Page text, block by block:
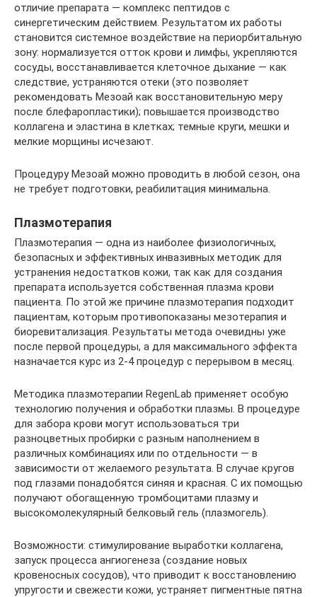
отличие препарата — комплекс пептидов с
синергетическим действием. Результатом их работы
становится системное воздействие на периорбитальную
зону: нормализуется отток крови и лимфы, укрепляются
сосуды, восстанавливается клеточное дыхание — как
следствие, устраняются отеки (это позволяет
рекомендовать Мезоай как восстановительную меру
после блефаропластики); повышается производство
коллагена и эластина в клетках; темные круги, мешки и
мелкие морщины исчезают.
Процедуру Мезоай можно проводить в любой сезон, она
не требует подготовки, реабилитация минимальна.
Плазмотерапия
Плазмотерапия — одна из наиболее физиологичных,
безопасных и эффективных инвазивных методик для
устранения недостатков кожи, так как для создания
препарата используется собственная плазма крови
пациента. По этой же причине плазмотерапия подходит
пациентам, которым противопоказаны мезотерапия и
биоревитализация. Результаты метода очевидны уже
после первой процедуры, а для максимального эффекта
назначается курс из 2-4 процедур с перерывом в месяц.
Методика плазмотерапии RegenLab применяет особую
технологию получения и обработки плазмы. В процедуре
для забора крови могут использоваться три
разноцветных пробирки с разным наполнением в
различных комбинациях или по отдельности — в
зависимости от желаемого результата. В случае кругов
под глазами понадобятся синяя и красная. С их помощью
получают обогащенную тромбоцитами плазму и
высокомолекулярный белковый гель (плазмогель).
Возможности: стимулирование выработки коллагена,
запуск процесса ангиогенеза (создание новых
кровеносных сосудов), что приводит к восстановлению
упругости и свежести кожи, устраняет пигментные пятна